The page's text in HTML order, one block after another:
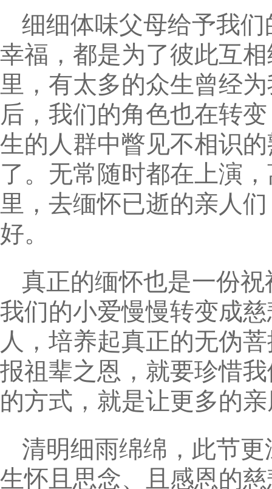
细细体味父母给予我
幸福，都是为了彼此互
里，有太多的众生曾经
后，我们的角色也在转
生的人群中瞥见不相识
了。无常随时都在上演
里，去缅怀已逝的亲人
好。
真正的缅怀也是一份
我们的小爱慢慢转变成
人，培养起真正的无伪
报祖辈之恩，就要珍惜
的方式，就是让更多的
清明细雨绵绵，此节
生怀且思念、且感恩的